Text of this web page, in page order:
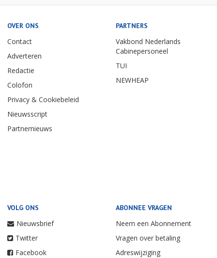
OVER ONS
Contact
Adverteren
Redactie
Colofon
Privacy & Cookiebeleid
Nieuwsscript
Partnernieuws
PARTNERS
Vakbond Nederlands
Cabinepersoneel
TUI
NEWHEAP
VOLG ONS
Nieuwsbrief
Twitter
Facebook
ABONNEE VRAGEN
Neem een Abonnement
Vragen over betaling
Adreswijziging